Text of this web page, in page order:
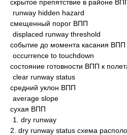
скрытое препятствие в районе
runway hidden hazard
смещенный порог ВПП
displaced runway threshold
событие до момента касания ВПП
occurrence to touchdown
состояние готовности ВПП к
clear runway status
средний уклон ВПП
average slope
сухая ВПП
1. dry runway
2. dry runway status схема